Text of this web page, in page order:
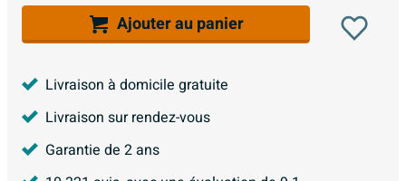
Ajouter au panier
Livraison à domicile gratuite
Livraison sur rendez-vous
Garantie de 2 ans